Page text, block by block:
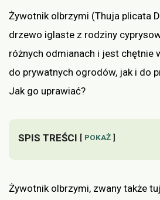
Żywotnik olbrzymi (Thuja plicata
drzewo iglaste z rodziny
różnych odmianach i jest chętnie
do prywatnych ogrodów, jak i do
Jak go uprawiać?
SPIS TREŚCI POKAŻ
Żywotnik olbrzymi, zwany także